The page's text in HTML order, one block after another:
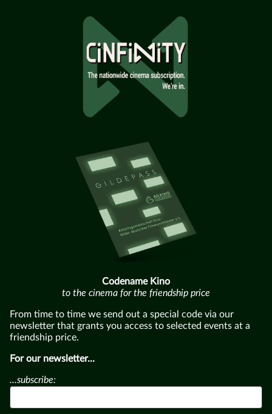
Codename Kino
to the cinema for the friendship price
From time to time we send out a special code via our
newsletter that grants you access to selected events at a
friendship price.
For our newsletter...
...subscribe: